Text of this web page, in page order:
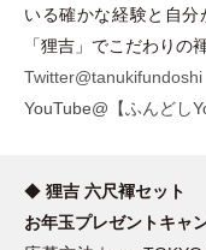
いる確かな経験と自
「狸吉 」 でこだわりの
Twitter@tanukifundoshi
YouTube@【ふんどし
◆ 狸吉 六尺褌セット
お年玉プレゼントキャ